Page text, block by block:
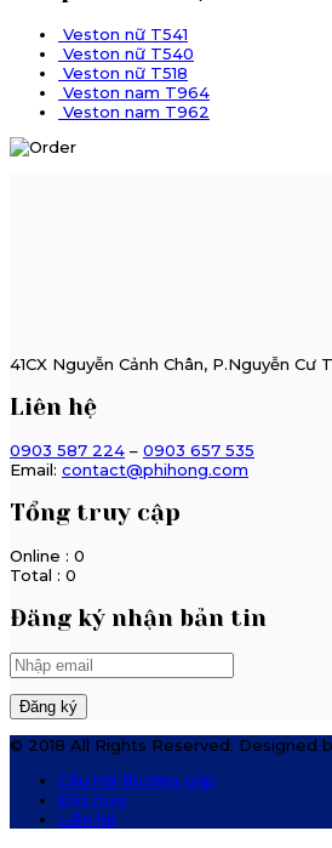
Veston nữ T541
Veston nữ T540
Veston nữ T518
Veston nam T964
Veston nam T962
41CX Nguyễn Cảnh Chân, P.Nguyễn Cư
Liên hệ
0903 587 224 – 0903 657 535
Email: contact@phihong.com
Tổng truy cập
Online : 0
Total : 0
Đăng ký nhận bản tin
© 2018 All Rights Reserved. Designed
Câu hỏi thường gặp
Đặt may
Liên hệ